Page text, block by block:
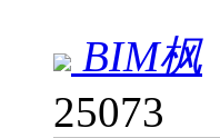
BIM枫
25073